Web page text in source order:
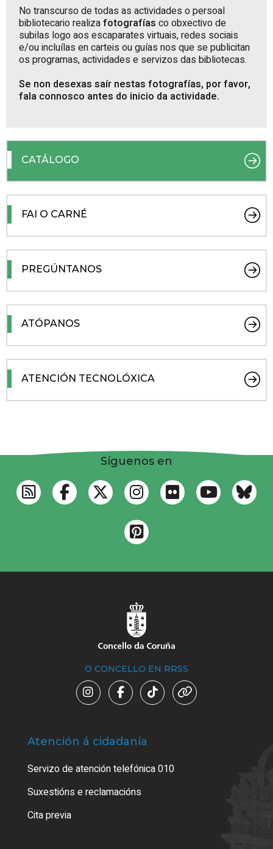
No transcurso de todas as actividades o persoal
bibliotecario realizafotografías co obxectivo de
subilas logo aos escaparates virtuais, redes sociais
e/ou incluílas en carteis ou guías nos que se publicitan
os programas, actividades e servizos das bibliotecas.
Se non desexas saír nestas fotografías, por favor,
fala connosco antes do inicio da actividade.
CATÁLOGO
FAI O CARNÉ
PREGÚNTANOS
ATÓPANOS
ATENCIÓN TECNOLÓXICA
Síguenos en
O CONCELLO EN RRSS
Atención á cidadanía
Servizo de atención telefónica 010
Suxestións e reclamacións
Cita previa